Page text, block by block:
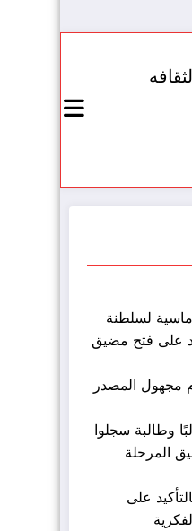
لسلطنة
على فتح مضيق
مجهول المصدر
السويس: 156 طالبًا وطالبة سجلوا
المرحلة
على